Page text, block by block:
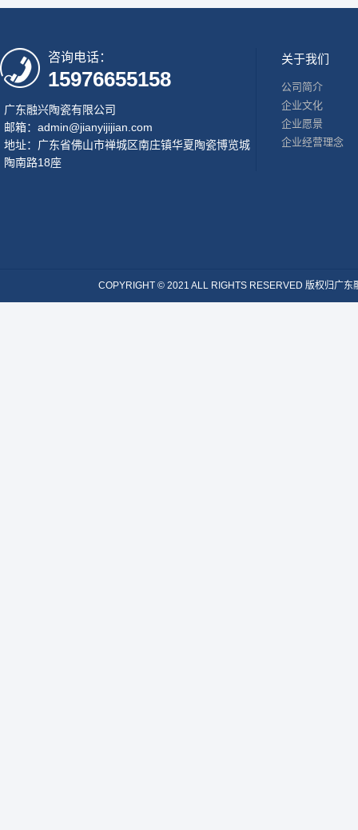
咨询电话：
15976655158
广东融兴陶瓷有限公司
邮箱：admin@jianyijijian.com
地址：广东省佛山市禅城区南庄镇华夏陶瓷博览城
陶南路18座
关于我们
公司简介
企业文化
企业愿景
企业经营理念
COPYRIGHT © 2021 ALL RIGHTS RESERVED 版权归广